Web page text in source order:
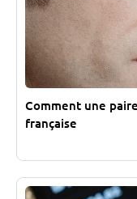
Comment une
française